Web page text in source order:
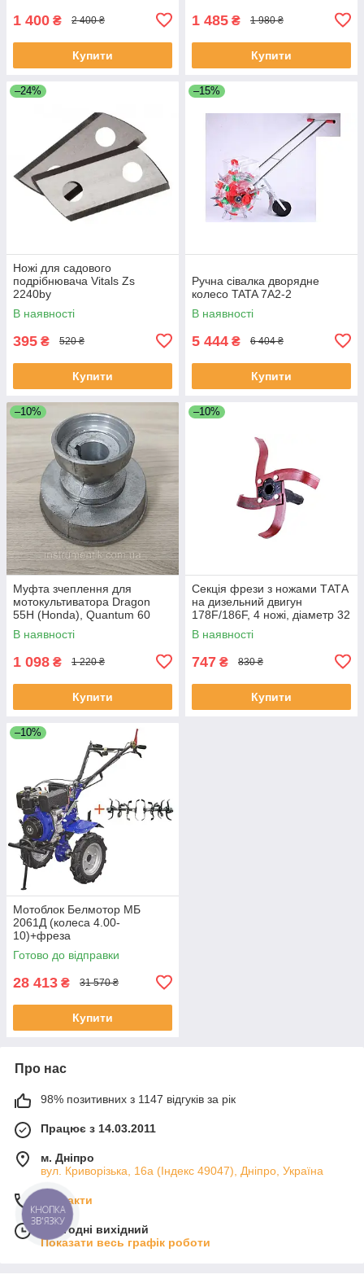
1 400 ₴ 2 400 ₴
Купити
1 485 ₴ 1 980 ₴
Купити
–24%
Ножі для садового
подрібнювача Vitals Zs
2240by
В наявності
395 ₴ 520 ₴
Купити
–15%
Ручна сівалка дворядне
колесо TATA 7A2-2
В наявності
5 444 ₴ 6 404 ₴
Купити
–10%
Муфта зчеплення для
мотокультиватора Dragon
55H (Honda), Quantum 60
(Briggs & Stratton)
В наявності
1 098 ₴ 1 220 ₴
Купити
–10%
Секція фрези з ножами ТАТА
на дизельний двигун
178F/186F, 4 ножі, діаметр 32
мм
В наявності
747 ₴ 830 ₴
Купити
–10%
Мотоблок Белмотор МБ
2061Д (колеса 4.00-
10)+фреза
Готово до відправки
28 413 ₴ 31 570 ₴
Купити
Про нас
98% позитивних з 1147 відгуків за рік
Працює з 14.03.2011
м. Дніпро
вул. Криворізька, 16а (Індекс 49047), Дніпро, Україна
Контакти
Сьогодні вихідний
Показати весь графік роботи
КНОПКА
ЗВ'ЯЗКУ